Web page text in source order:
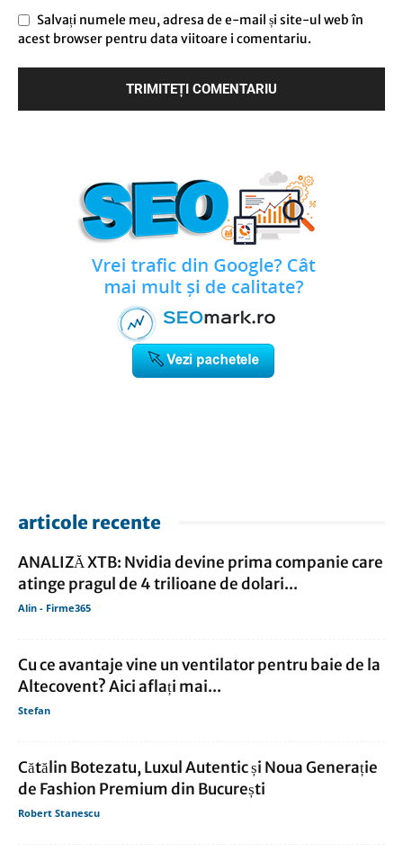
Salvați numele meu, adresa de e-mail și site-ul web în
acest browser pentru data viitoare i comentariu.
articole recente
ANALIZĂ XTB: Nvidia devine prima companie care
atinge pragul de 4 trilioane de dolari...
Alin - Firme365
Cu ce avantaje vine un ventilator pentru baie de la
Altecovent? Aici aflați mai...
Stefan
Cătălin Botezatu, Luxul Autentic și Noua Generație
de Fashion Premium din București
Robert Stanescu